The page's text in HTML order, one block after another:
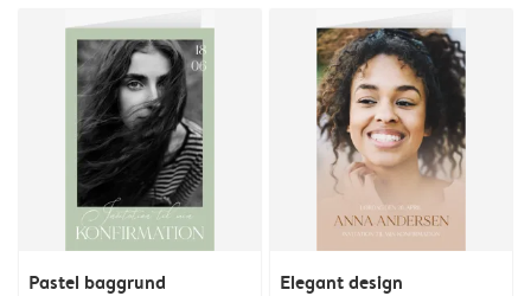
Pastel baggrund Elegant design